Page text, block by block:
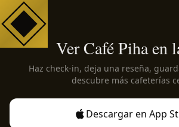
Ver Café Piha en
Haz check-in, deja una reseña,
descubre más cafeterías
Descargar en App